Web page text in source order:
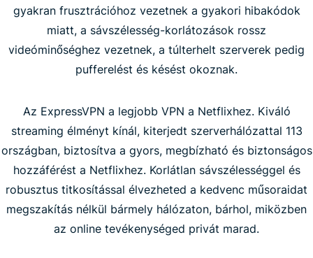
gyakran frusztrációhoz vezetnek a gyakori hibakódok
miatt, a sávszélesség-korlátozások rossz
videóminőséghez vezetnek, a túlterhelt szerverek pedig
pufferelést és késést okoznak.
Az ExpressVPN a legjobb VPN a Netflixhez. Kiváló
streaming élményt kínál, kiterjedt szerverhálózattal 113
országban, biztosítva a gyors, megbízható és biztonságos
hozzáférést a Netflixhez. Korlátlan sávszélességgel és
robusztus titkosítással élvezheted a kedvenc műsoraidat
megszakítás nélkül bármely hálózaton, bárhol, miközben
az online tevékenységed privát marad.